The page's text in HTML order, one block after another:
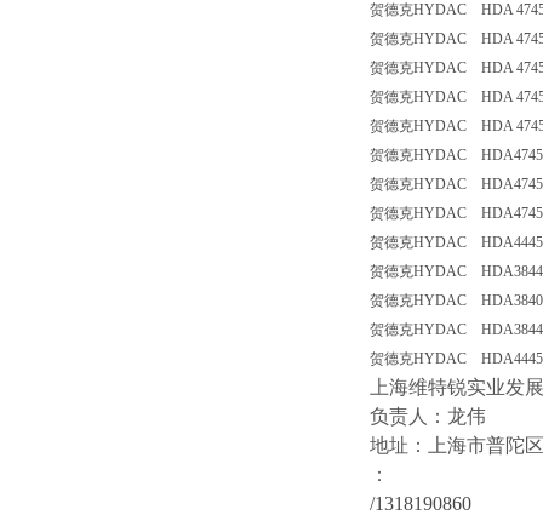
贺德克HYDAC HDA
贺德克HYDAC HDA
贺德克HYDAC HDA
贺德克HYDAC HDA
贺德克HYDAC HDA
贺德克HYDAC
贺德克HYDAC
贺德克HYDAC
贺德克HYDAC
贺德克HYDAC
贺德克HYDAC
贺德克HYDAC
贺德克HYDAC
上海维特锐实业发
负责人：龙伟
地址：上海市普陀
：
/1318190860